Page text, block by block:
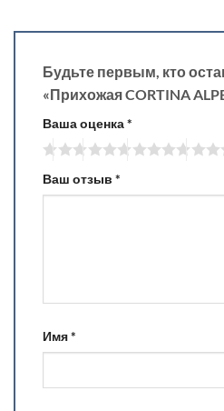
Будьте первым, кто
«Прихожая CORTINA
Ваша оценка*
Ваш отзыв *
Имя*